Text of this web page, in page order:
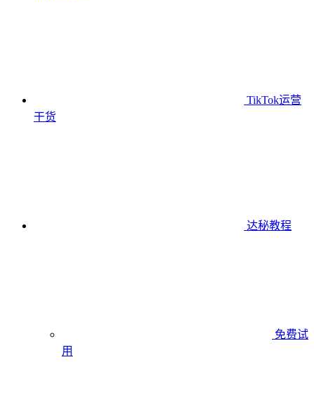
TikTok运营
干货
达秘教程
免费试
用